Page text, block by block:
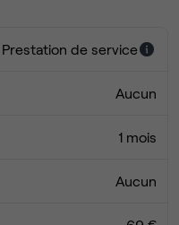
Prestation de service
Aucun
1 mois
Aucun